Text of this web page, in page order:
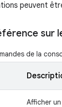
peuvent
sur
de la
Afficher